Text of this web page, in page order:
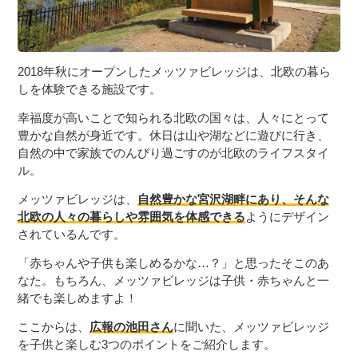
2018年秋にオープンしたメッツァビレッジは、北欧の暮ら
しを体験できる施設です。
幸福度が高いことで知られる北欧の国々は、人々にとって
豊かな自然が身近です。休日は山や湖などに遊びに行き、
自然の中で家族でのんびり過ごすのが北欧のライフスタイ
ル。
メッツァビレッジは、 自然豊かな宮沢湖畔にあり、そんな
北欧の人々の暮らしや雰囲気を体感できるようにデザイン
されているんです。
「赤ちゃんや子供も楽しめるかな…？」と思ったそこのあ
なた。もちろん、メッツァビレッジは子供・赤ちゃんと一
緒でも楽しめますよ！
ここからは、 広報の池田さんに聞いた、メッツァビレッジ
を子供と楽しむ3つのポイントをご紹介します。